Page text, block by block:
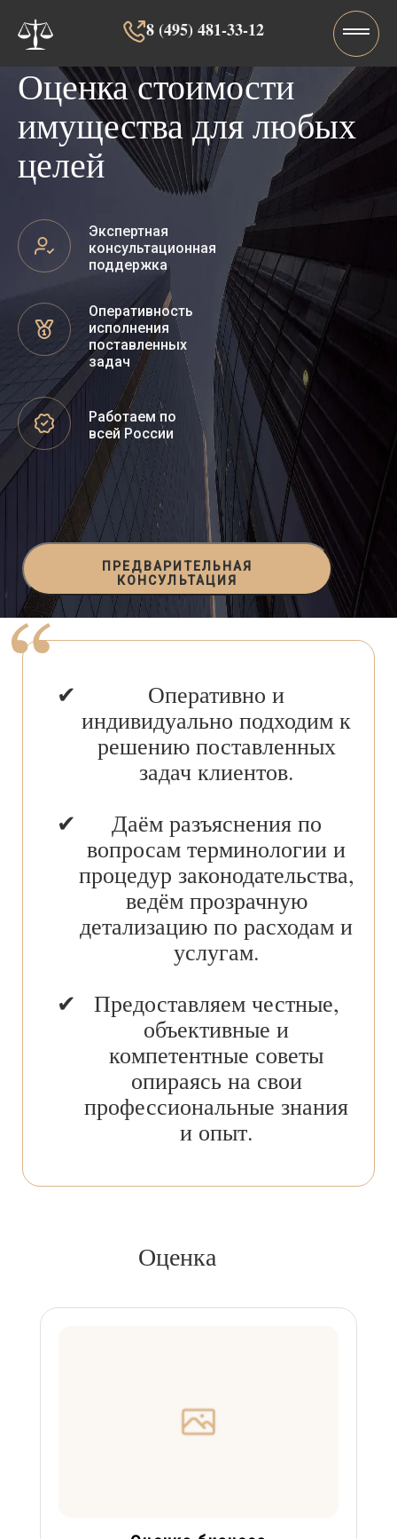
8 (495) 481-33-12‬‬
Оценка стоимости
имущества для любых
целей
Экспертная
консультационная
поддержка
Оперативность
исполнения
поставленных
задач
Работаем по
всей России
ПРЕДВАРИТЕЛЬНАЯ
КОНСУЛЬТАЦИЯ
Оперативно и
индивидуально подходим к
решению поставленных
задач клиентов.
Даём разъяснения по
вопросам терминологии и
процедур законодательства,
ведём прозрачную
детализацию по расходам и
услугам.
Предоставляем честные,
объективные и
компетентные советы
опираясь на свои
профессиональные знания
и опыт.
Оценка